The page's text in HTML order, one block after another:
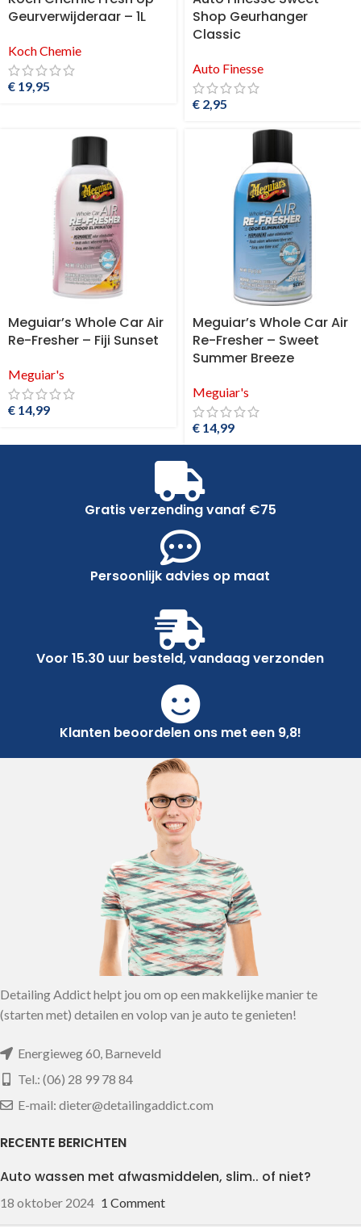
Geurverwijderaar – 1L
Koch Chemie
€ 19,95
Shop Geurhanger
Classic
Auto Finesse
€ 2,95
Meguiar’s Whole Car Air
Re-Fresher – Fiji Sunset
Meguiar's
€ 14,99
Meguiar’s Whole Car Air
Re-Fresher – Sweet
Summer Breeze
Meguiar's
€ 14,99
Gratis verzending vanaf €75
Persoonlijk advies op maat
Voor 15.30 uur besteld, vandaag verzonden
Klanten beoordelen ons met een 9,8!
Detailing Addict helpt jou om op een makkelijke manier te
(starten met) detailen en volop van je auto te genieten!
Energieweg 60, Barneveld
Tel.: (06) 28 99 78 84
E-mail: dieter@detailingaddict.com
RECENTE BERICHTEN
Auto wassen met afwasmiddelen, slim.. of niet?
18 oktober 2024 1 Comment